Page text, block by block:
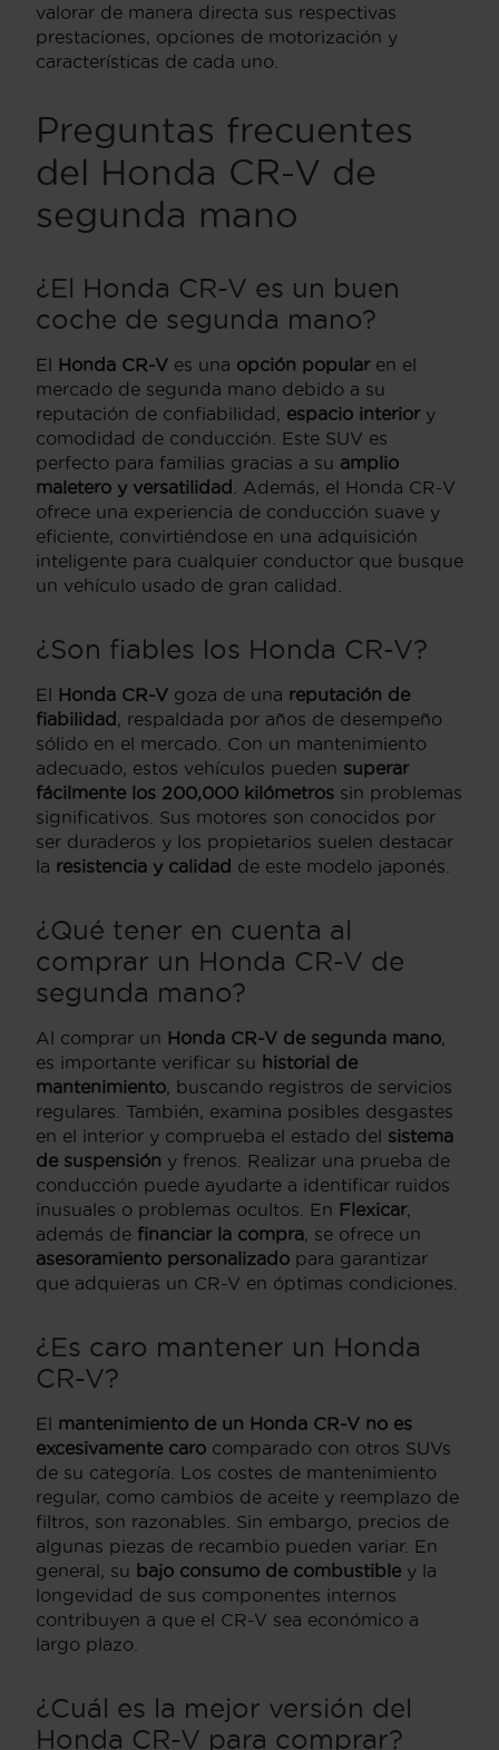
valorar de manera directa sus respectivas
prestaciones, opciones de motorización y
características de cada uno.
Preguntas frecuentes
del Honda CR-V de
segunda mano
¿El Honda CR-V es un buen
coche de segunda mano?
El Honda CR-V es una opción popularen el
mercado de segunda mano debido a su
reputación de confiabilidad, espacio interiory
comodidad de conducción. Este SUV es
perfecto para familias gracias a su amplio
maletero y versatilidad
. Además, el Honda CR-V
ofrece una experiencia de conducción suave y
eficiente, convirtiéndose en una adquisición
inteligente para cualquier conductor que busque
un vehículo usado de gran calidad.
¿Son fiables los Honda CR-V?
El Honda CR-V goza de una reputación de
fiabilidad
, respaldada por años de desempeño
sólido en el mercado. Con un mantenimiento
adecuado, estos vehículos pueden superar
fácilmente los 200,000 kilómetros sin problemas
significativos. Sus motores son conocidos por
ser duraderos y los propietarios suelen destacar
la resistencia y calidad de este modelo japonés.
¿Qué tener en cuenta al
comprar un Honda CR-V de
segunda mano?
Al comprar un Honda CR-V de segunda mano
es importante verificar su historial de
mantenimiento , buscando registros de servicios
regulares. También, examina posibles desgastes
en el interior y comprueba el estado del sistema
de suspensión y frenos. Realizar una prueba de
conducción puede ayudarte a identificar ruidos
inusuales o problemas ocultos. En Flexicar,
además de financiar la compra , se ofrece un
asesoramiento personalizado para garantizar
que adquieras un CR-V en óptimas condiciones.
¿Es caro mantener un Honda
CR-V?
El mantenimiento de un Honda CR-V no es
excesivamente caro comparado con otros SUVs
de su categoría. Los costes de mantenimiento
regular, como cambios de aceite y reemplazo de
filtros, son razonables. Sin embargo, precios de
algunas piezas de recambio pueden variar. En
general, su bajo consumo de combustible y la
longevidad de sus componentes internos
contribuyen a que el CR-V sea económico a
largo plazo.
¿Cuál es la mejor versión del
Honda CR-V para comprar?